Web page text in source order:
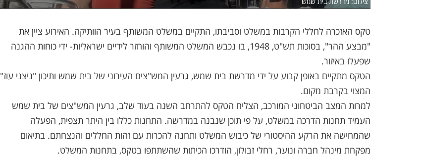
טקס האזכרה לחללי הקרבות במשלט וסביבתו, התקיים במשלט המשותף בעיר הוותיקה. האירוע ציין את
"מבצע ההר", בסוכות תש"ט, 1948, בו נכבש המשלט המשותף והוחזר לידיים ישראליות- ידי כוחות ההגנה
שפעלו באיזור.
הטקס מתקיים באופן קבוע על ידי מדרשת בית שמש, גרעין המש"צים העירוני של בית שמש ותיכון "ניצני עוז"
המצוי בקרבת מקום.
למרות המצב הביטחוני המורכב, הצליח הטקס להתרחב השנה בעוד שלב, גרעין המש"צים של בית שמש
העמיד תחנות הדרכה במשלט, על פי תוכן שנבנה במדרשה. התחנות כללו בין היתר תצפית, הפעלה
שהמחישה את הרקע ההיסטורי של כיבוש המשלט ותחנה להכרות עם זהות החללים והנצחתם. בתיאום
מפקחת מינהל חברה ונוער, רחלי זבולון, הודרכו הכיתות שהשתתפו בטקס, בתחנות המשלט.